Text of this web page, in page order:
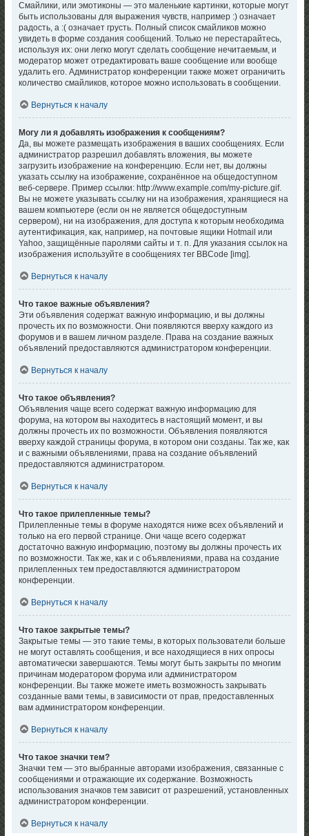
Смайлики, или эмотиконы — это маленькие картинки, которые могут
быть использованы для выражения чувств, например :) означает
радость, а :( означает грусть. Полный список смайликов можно
увидеть в форме создания сообщений. Только не перестарайтесь,
используя их: они легко могут сделать сообщение нечитаемым, и
модератор может отредактировать ваше сообщение или вообще
удалить его. Администратор конференции также может ограничить
количество смайликов, которое можно использовать в сообщении.
Вернуться к началу
Могу ли я добавлять изображения к сообщениям?
Да, вы можете размещать изображения в ваших сообщениях. Если
администратор разрешил добавлять вложения, вы можете
загрузить изображение на конференцию. Если нет, вы должны
указать ссылку на изображение, сохранённое на общедоступном
веб-сервере. Пример ссылки: http://www.example.com/my-picture.gif.
Вы не можете указывать ссылку ни на изображения, хранящиеся на
вашем компьютере (если он не является общедоступным
сервером), ни на изображения, для доступа к которым необходима
аутентификация, как, например, на почтовые ящики Hotmail или
Yahoo, защищённые паролями сайты и т. п. Для указания ссылок на
изображения используйте в сообщениях тег BBCode [img].
Вернуться к началу
Что такое важные объявления?
Эти объявления содержат важную информацию, и вы должны
прочесть их по возможности. Они появляются вверху каждого из
форумов и в вашем личном разделе. Права на создание важных
объявлений предоставляются администратором конференции.
Вернуться к началу
Что такое объявления?
Объявления чаще всего содержат важную информацию для
форума, на котором вы находитесь в настоящий момент, и вы
должны прочесть их по возможности. Объявления появляются
вверху каждой страницы форума, в котором они созданы. Так же, как
и с важными объявлениями, права на создание объявлений
предоставляются администратором.
Вернуться к началу
Что такое прилепленные темы?
Прилепленные темы в форуме находятся ниже всех объявлений и
только на его первой странице. Они чаще всего содержат
достаточно важную информацию, поэтому вы должны прочесть их
по возможности. Так же, как и с объявлениями, права на создание
прилепленных тем предоставляются администратором
конференции.
Вернуться к началу
Что такое закрытые темы?
Закрытые темы — это такие темы, в которых пользователи больше
не могут оставлять сообщения, и все находящиеся в них опросы
автоматически завершаются. Темы могут быть закрыты по многим
причинам модератором форума или администратором
конференции. Вы также можете иметь возможность закрывать
созданные вами темы, в зависимости от прав, предоставленных
вам администратором конференции.
Вернуться к началу
Что такое значки тем?
Значки тем — это выбранные авторами изображения, связанные с
сообщениями и отражающие их содержание. Возможность
использования значков тем зависит от разрешений, установленных
администратором конференции.
Вернуться к началу